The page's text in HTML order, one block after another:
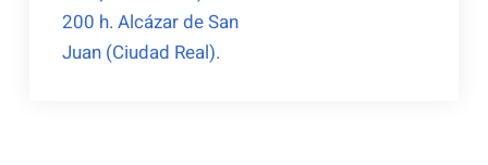
200 h. Alcázar de San
Juan (Ciudad Real).